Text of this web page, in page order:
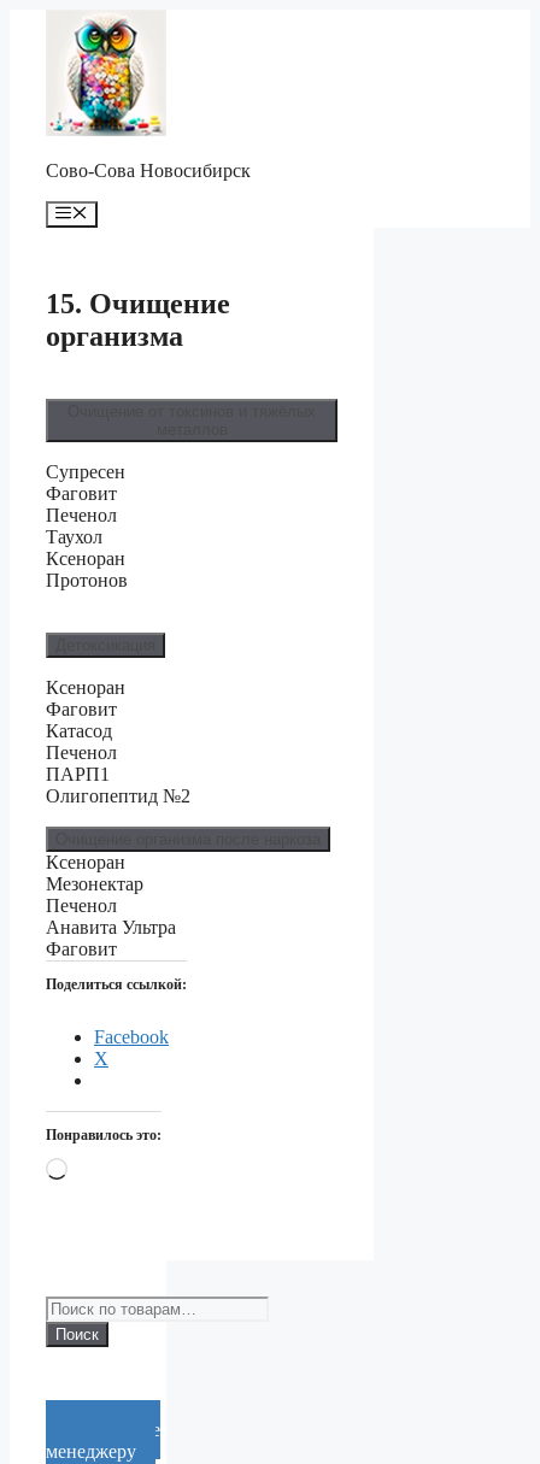
содержимому
Сово-Сова Новосибирск
Меню
15. Очищение
организма
Супресен
Фаговит
Печенол
Таухол
Ксеноран
Протонов
Ксеноран
Фаговит
Катасод
Печенол
ПАРП1
Олигопептид №2
Ксеноран
Мезонектар
Печенол
Анавита Ультра
Фаговит
Поделиться ссылкой:
Facebook
X
Понравилось это:
Загрузка…
Искать:
Поиск
Cообщение
менеджеру